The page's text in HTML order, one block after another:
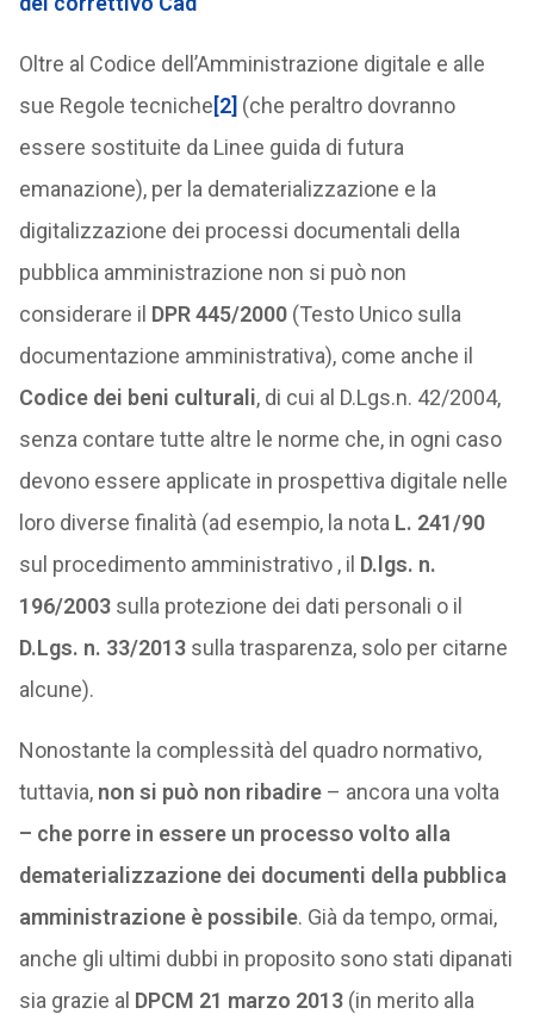
Oltre al Codice dell’Amministrazione digitale e alle
sue Regole tecniche[2] (che peraltro dovranno
essere sostituite da Linee guida di futura
emanazione), per la dematerializzazione e la
digitalizzazione dei processi documentali della
pubblica amministrazione non si può non
considerare il DPR 445/2000(Testo Unico sulla
documentazione amministrativa), come anche il
Codice dei beni culturali, di cui al D.Lgs.n. 42/2004,
senza contare tutte altre le norme che, in ogni caso
devono essere applicate in prospettiva digitale nelle
loro diverse finalità (ad esempio, la nota L. 241/90
sul procedimento amministrativo , il D.lgs. n.
196/2003sulla protezione dei dati personali o il
D.Lgs. n. 33/2013sulla trasparenza, solo per citarne
alcune).
Nonostante la complessità del quadro normativo,
tuttavia, non si può non ribadire– ancora una volta
– che porre in essere un processo volto alla
dematerializzazione dei documenti della pubblica
amministrazione è possibile. Già da tempo, ormai,
anche gli ultimi dubbi in proposito sono stati dipanati
sia grazie al DPCM 21 marzo 2013(in merito alla